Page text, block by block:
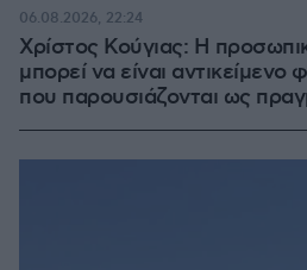
Χρίστος Κούγιας: Η
μπορεί να είναι
που παρουσιάζονται ως
06.08.2026, 22:24